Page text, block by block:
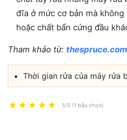
đĩa ở mức cơ bản mà
hoặc chất bẩn cứng đầu
Tham khảo từ: thespruce.com
Thời gian rửa của máy rửa
5/5 (1 bầu chọn)